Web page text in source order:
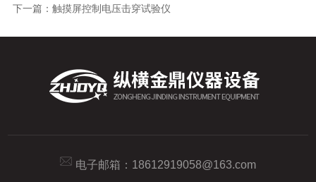
下一篇： 触摸屏控制电压击穿试验仪
电子邮箱： 18612919058@163.com